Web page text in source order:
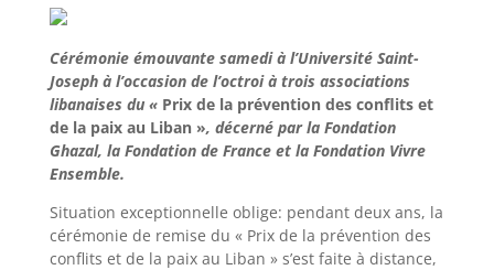
Cérémonie émouvante samedi à l’Université Saint-
Joseph à l’occasion de l’octroi à trois associations
libanaises du « Prix de la prévention des conflits et
de la paix au Liban », décerné par la Fondation
Ghazal, la Fondation de France et la Fondation Vivre
Ensemble.
Situation exceptionnelle oblige: pendant deux ans, la
cérémonie de remise du « Prix de la prévention des
conflits et de la paix au Liban » s’est faite à distance,